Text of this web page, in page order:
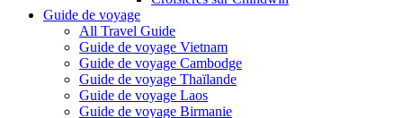
Guide de voyage
All Travel Guide
Guide de voyage Vietnam
Guide de voyage Cambodge
Guide de voyage Thaïlande
Guide de voyage Laos
Guide de voyage Birmanie